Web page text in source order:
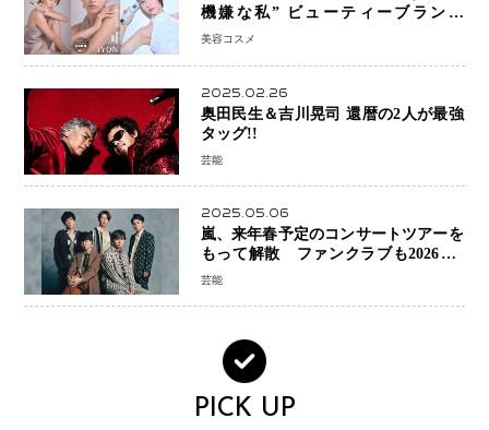
機嫌な私” ビューティーブランド
「iYON」が描く新しいスキンケア体
美容コスメ
2025.02.26
奥田民生＆吉川晃司 還暦の2人が最強
タッグ!!
芸能
2025.05.06
嵐、来年春予定のコンサートツアーを
もって解散 ファンクラブも2026年5
月末で活動終了
芸能
PICK UP